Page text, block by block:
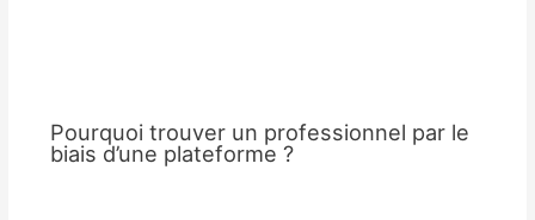
Pourquoi trouver un professionnel par le
biais d’une plateforme ?